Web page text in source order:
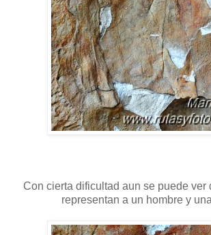
Con cierta dificultad aun se puede ver
representan a un hombre y